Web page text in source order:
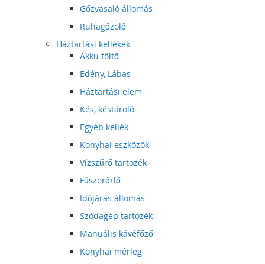
Gőzvasaló állomás
Ruhagőzölő
Háztartási kellékek
Akku töltő
Edény, Lábas
Háztartási elem
Kés, késtároló
Egyéb kellék
Konyhai eszközök
Vízszűrő tartozék
Fűszerőrlő
Időjárás állomás
Szódagép tartozék
Manuális kávéfőző
Konyhai mérleg